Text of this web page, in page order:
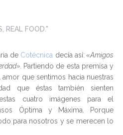
REAL FOOD."
de Cotécnica decía así: «Amigos
Partiendo de esta premisa y
que sentimos hacia nuestras
que éstas también sienten
cuatro imágenes para el
Óptima y Máxima. Porque
para nosotros y se merecen lo